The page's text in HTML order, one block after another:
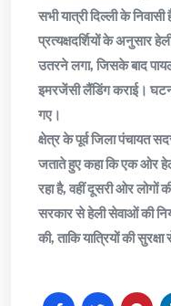
सभी यात्री दिल्ली के निवासी
प्रत्यक्षदर्शियों के अनुसार
उतरने लगा, जिसके बाद
इमरजेंसी लैंडिंग कराई।
गए।
क्षेत्र के पूर्व जिला पंचायत
जताते हुए कहा कि एक ओर
रहा है, वहीं दूसरी ओर लोगों
सरकार से हेली सेवाओं की
की, ताकि यात्रियों की